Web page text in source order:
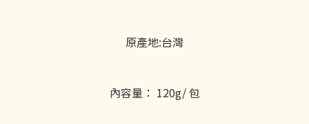
原產地:台灣
內容量： 120g/ 包